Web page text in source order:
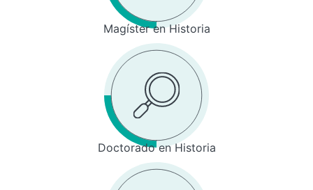
Magíster en Historia
Doctorado en Historia